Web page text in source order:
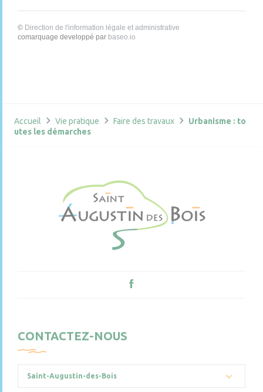
© Direction de l'information légale et administrative
comarquage developpé par baseo.io
Accueil Vie pratique Faire des travaux
Urbanisme : to
utes les démarches
CONTACTEZ-NOUS
Saint-Augustin-des-Bois